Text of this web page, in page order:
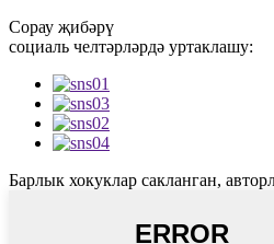
Сорау җибәрү
социаль челтәрләрдә уртаклашу:
Барлык хокуклар сакланган,